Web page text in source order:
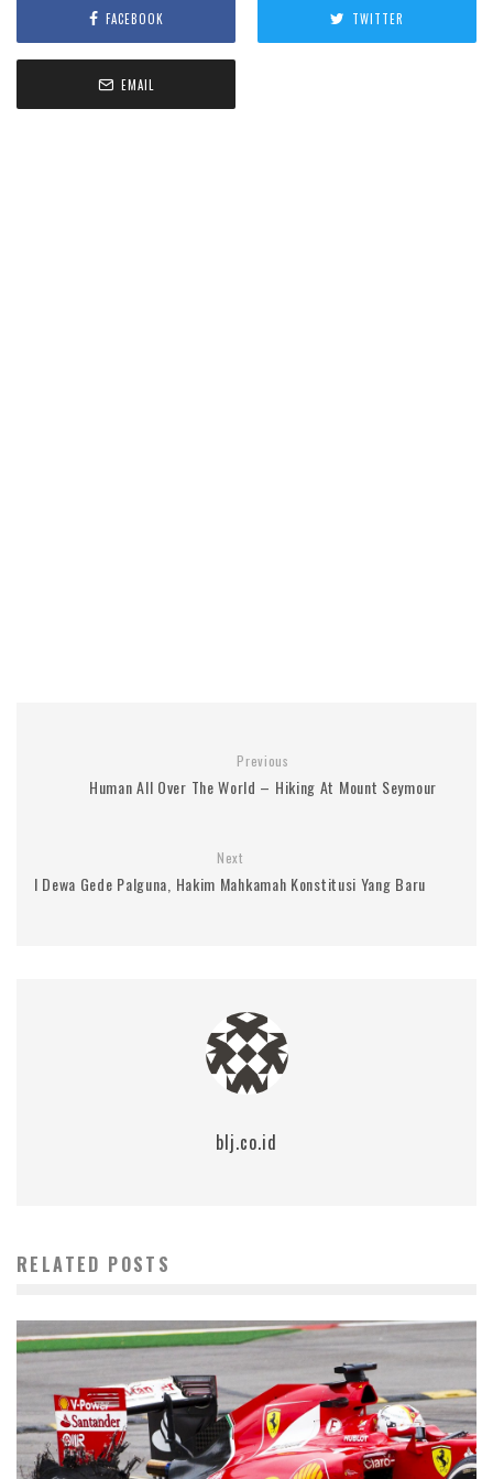
FACEBOOK TWITTER
EMAIL
Previous
Human All Over The World – Hiking At Mount Seymour
Next
I Dewa Gede Palguna, Hakim Mahkamah Konstitusi Yang Baru
blj.co.id
RELATED POSTS